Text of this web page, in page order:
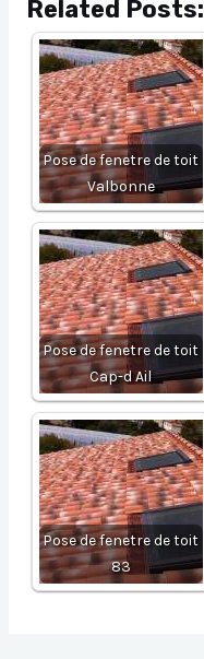
Related Posts:
Pose de fenetre de toit
Valbonne
Pose de fenetre de toit
Cap-d Ail
Pose de fenetre de toit
83